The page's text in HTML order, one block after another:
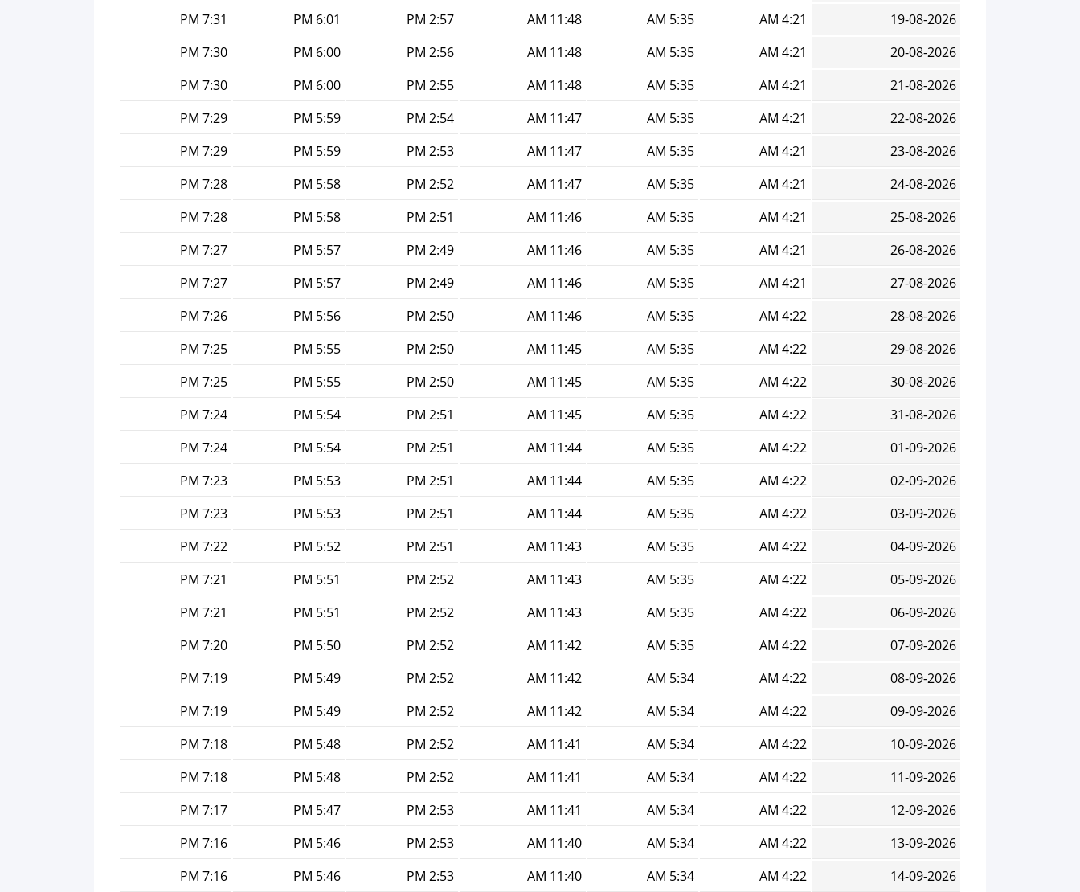
19-08-2026
4:21 AM
5:35 AM
11:48 AM
2:57 PM
6:01 PM
7:31 PM
20-08-2026
4:21 AM
5:35 AM
11:48 AM
2:56 PM
6:00 PM
7:30 PM
21-08-2026
4:21 AM
5:35 AM
11:48 AM
2:55 PM
6:00 PM
7:30 PM
22-08-2026
4:21 AM
5:35 AM
11:47 AM
2:54 PM
5:59 PM
7:29 PM
23-08-2026
4:21 AM
5:35 AM
11:47 AM
2:53 PM
5:59 PM
7:29 PM
24-08-2026
4:21 AM
5:35 AM
11:47 AM
2:52 PM
5:58 PM
7:28 PM
25-08-2026
4:21 AM
5:35 AM
11:46 AM
2:51 PM
5:58 PM
7:28 PM
26-08-2026
4:21 AM
5:35 AM
11:46 AM
2:49 PM
5:57 PM
7:27 PM
27-08-2026
4:21 AM
5:35 AM
11:46 AM
2:49 PM
5:57 PM
7:27 PM
28-08-2026
4:22 AM
5:35 AM
11:46 AM
2:50 PM
5:56 PM
7:26 PM
29-08-2026
4:22 AM
5:35 AM
11:45 AM
2:50 PM
5:55 PM
7:25 PM
30-08-2026
4:22 AM
5:35 AM
11:45 AM
2:50 PM
5:55 PM
7:25 PM
31-08-2026
4:22 AM
5:35 AM
11:45 AM
2:51 PM
5:54 PM
7:24 PM
01-09-2026
4:22 AM
5:35 AM
11:44 AM
2:51 PM
5:54 PM
7:24 PM
02-09-2026
4:22 AM
5:35 AM
11:44 AM
2:51 PM
5:53 PM
7:23 PM
03-09-2026
4:22 AM
5:35 AM
11:44 AM
2:51 PM
5:53 PM
7:23 PM
04-09-2026
4:22 AM
5:35 AM
11:43 AM
2:51 PM
5:52 PM
7:22 PM
05-09-2026
4:22 AM
5:35 AM
11:43 AM
2:52 PM
5:51 PM
7:21 PM
06-09-2026
4:22 AM
5:35 AM
11:43 AM
2:52 PM
5:51 PM
7:21 PM
07-09-2026
4:22 AM
5:35 AM
11:42 AM
2:52 PM
5:50 PM
7:20 PM
08-09-2026
4:22 AM
5:34 AM
11:42 AM
2:52 PM
5:49 PM
7:19 PM
09-09-2026
4:22 AM
5:34 AM
11:42 AM
2:52 PM
5:49 PM
7:19 PM
10-09-2026
4:22 AM
5:34 AM
11:41 AM
2:52 PM
5:48 PM
7:18 PM
11-09-2026
4:22 AM
5:34 AM
11:41 AM
2:52 PM
5:48 PM
7:18 PM
12-09-2026
4:22 AM
5:34 AM
11:41 AM
2:53 PM
5:47 PM
7:17 PM
13-09-2026
4:22 AM
5:34 AM
11:40 AM
2:53 PM
5:46 PM
7:16 PM
14-09-2026
4:22 AM
5:34 AM
11:40 AM
2:53 PM
5:46 PM
7:16 PM